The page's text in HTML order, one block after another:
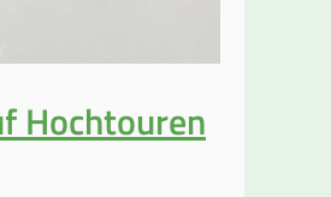
Hochtouren